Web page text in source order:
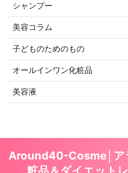
シャンプー
美容コラム
子どものためのもの
オールインワン化粧品
美容液
Around40-Cosme│ア